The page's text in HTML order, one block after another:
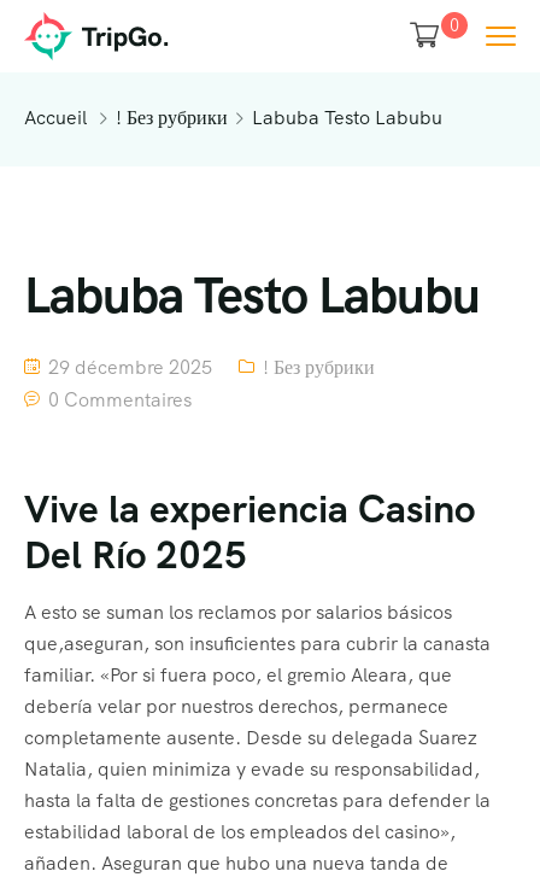
0
Accueil ! Без рубрики Labuba Testo Labubu
Labuba Testo Labubu
29 décembre 2025
! Без рубрики
0 Commentaires
Vive la experiencia Casino
Del Río 2025
A esto se suman los reclamos por salarios básicos
que,aseguran, son insuficientes para cubrir la canasta
familiar. «Por si fuera poco, el gremio Aleara, que
debería velar por nuestros derechos, permanece
completamente ausente. Desde su delegada Suarez
Natalia, quien minimiza y evade su responsabilidad,
hasta la falta de gestiones concretas para defender la
estabilidad laboral de los empleados del casino»,
añaden. Aseguran que hubo una nueva tanda de